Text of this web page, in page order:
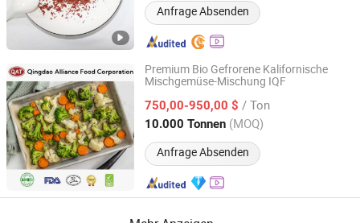
Anfrage Absenden
Premium Bio Gefrorene Kalifornische
Mischgemüse-Mischung IQF
750,00-950,00 $ / Ton
10.000 Tonnen (MOQ)
Anfrage Absenden
QINGDAO ALLIANCE FOOD CORP.
Shandong, China Seit 2016